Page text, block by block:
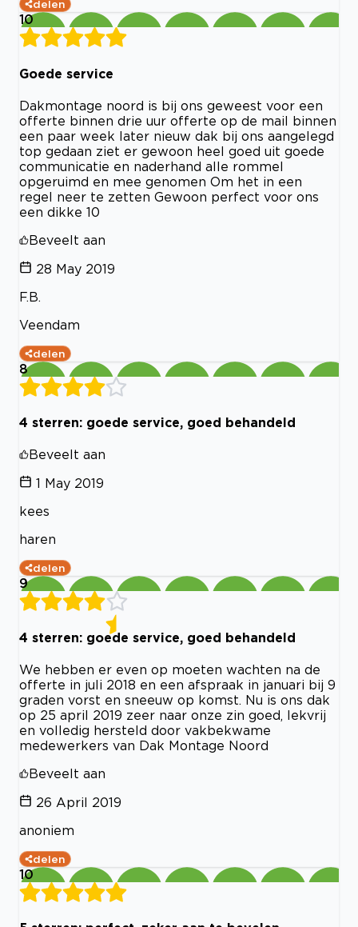
delen
10
Goede service
Dakmontage noord is bij ons geweest voor een
offerte binnen drie uur offerte op de mail binnen
een paar week later nieuw dak bij ons aangelegd
top gedaan ziet er gewoon heel goed uit goede
communicatie en naderhand alle rommel
opgeruimd en mee genomen Om het in een
regel neer te zetten Gewoon perfect voor ons
een dikke 10
Beveelt aan
28 May 2019
F.B.
Veendam
delen
8
4 sterren: goede service, goed behandeld
Beveelt aan
1 May 2019
kees
haren
delen
9
4 sterren: goede service, goed behandeld
We hebben er even op moeten wachten na de
offerte in juli 2018 en een afspraak in januari bij 9
graden vorst en sneeuw op komst. Nu is ons dak
op 25 april 2019 zeer naar onze zin goed, lekvrij
en volledig hersteld door vakbekwame
medewerkers van Dak Montage Noord
Beveelt aan
26 April 2019
anoniem
delen
10